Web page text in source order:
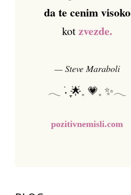
da te cenim visoko
kot zvezde.
— Steve Maraboli
𓂃 ࣪˖ ִֶָ🌟𓈒 💗𓈒 ✨𓂃
pozitivnemisli.com